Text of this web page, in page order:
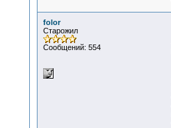
folor
Старожил
Сообщений: 554